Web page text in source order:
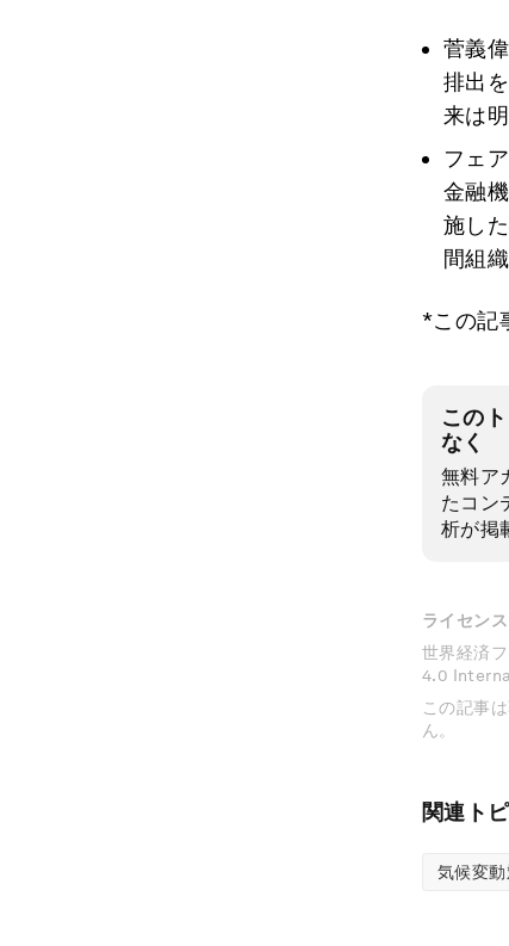
菅義
排出
来は
フェ
金融
施し
間組
*この記
この
なく
無料ア
たコン
析が掲
ライセン
世界経済
4.0
この記事
ん。
関連ト
気候変